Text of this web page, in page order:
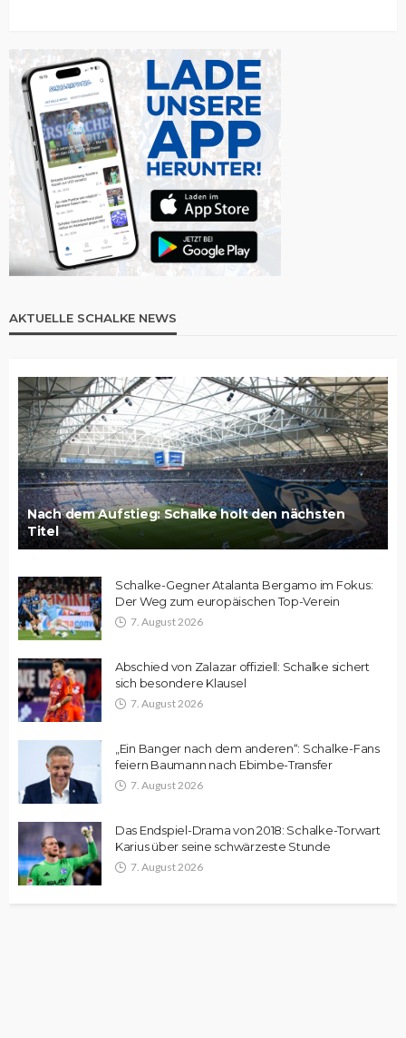
AKTUELLE SCHALKE NEWS
Nach dem Aufstieg: Schalke holt den nächsten
Titel
Schalke-Gegner Atalanta Bergamo im Fokus:
Der Weg zum europäischen Top-Verein
7. August 2026
Abschied von Zalazar offiziell: Schalke sichert
sich besondere Klausel
7. August 2026
„Ein Banger nach dem anderen“: Schalke-Fans
feiern Baumann nach Ebimbe-Transfer
7. August 2026
Das Endspiel-Drama von 2018: Schalke-Torwart
Karius über seine schwärzeste Stunde
7. August 2026